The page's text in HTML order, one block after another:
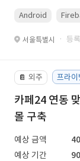
Android
서울특별시 · 등
📔 외주 프라이
카페24 연동
몰 구축
예상 금액
예상 기간